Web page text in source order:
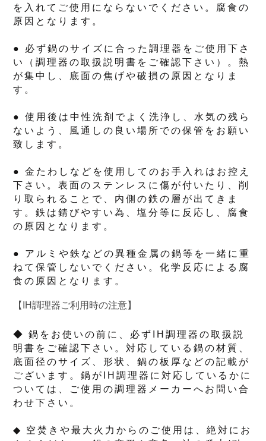
を入れてご使用にならないでください。腐食の
原因となります。
● 必ず鍋のサイズに合った調理器をご使用下さ
い（調理器の取扱説明書をご確認下さい）。熱
が集中し、底面の焦げや破損の原因となりま
す。
● 使用後は中性洗剤でよく洗浄し、水気の残ら
ないよう、風通しの良い場所での保管をお願い
致します。
● 金たわしなどを使用してのお手入れはお控え
下さい。表面のステンレスに傷が付いたり、削
り取られることで、内側の鉄の層が出てきま
す。鉄は錆びやすい為、塩分等に反応し、腐食
の原因となります。
● アルミや鉄などの異種金属の鍋等を一緒に重
ねて保管しないでください。化学反応による腐
食の原因となります。
【IH調理器ご利用時の注意】
◆ 鍋をお使いの前に、必ずIH調理器の取扱説
明書をご確認下さい。対応している鍋の材質、
底面径のサイズ、形状、鍋の板厚などの記載が
ございます。鍋がIH調理器に対応しているかに
ついては、ご使用の調理器メーカーへお問い合
わせ下さい。
◆ 空焚きや最大火力からのご使用は、絶対にお